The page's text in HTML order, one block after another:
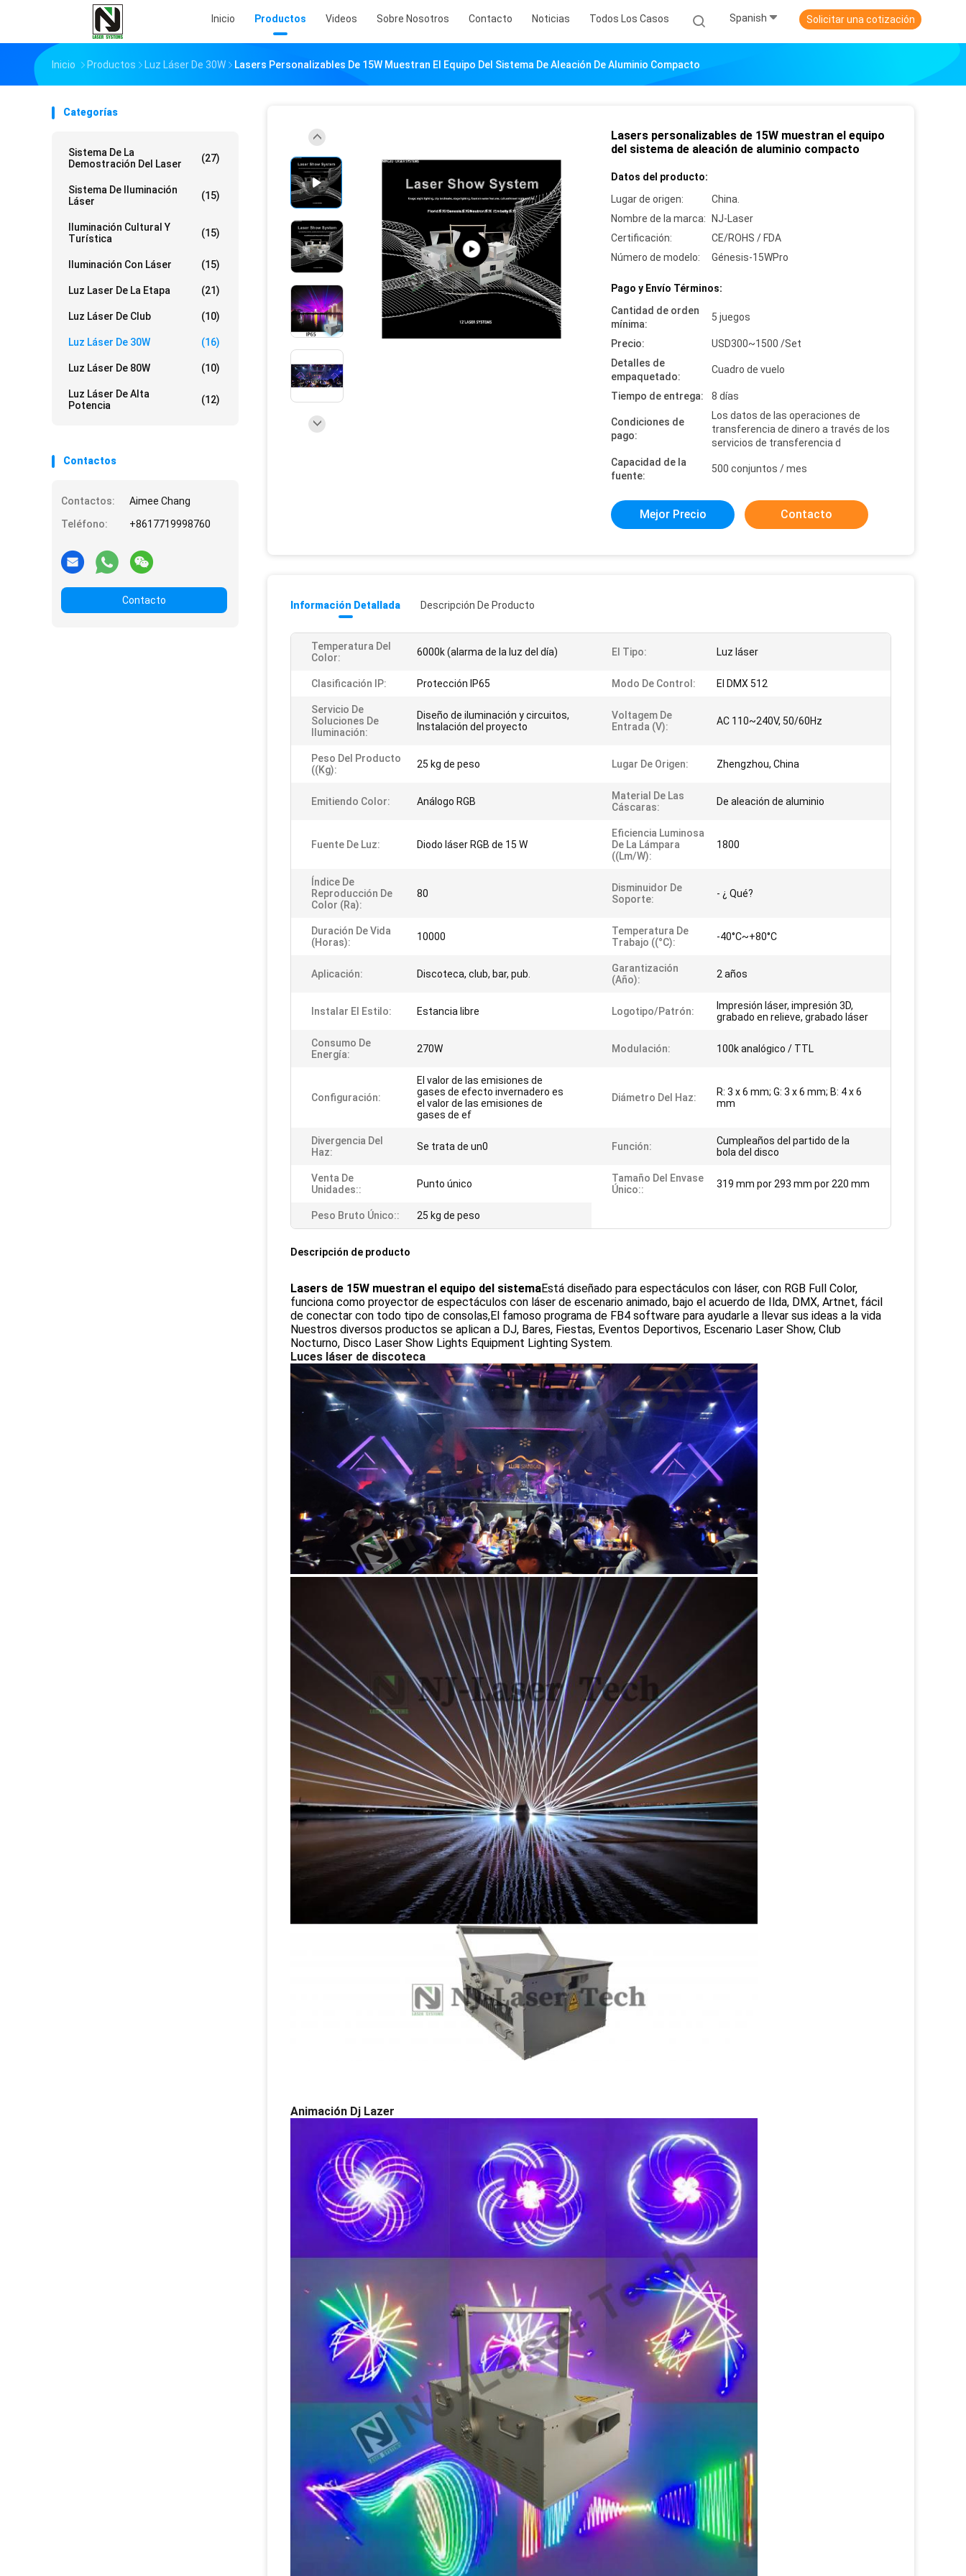
Inicio Productos Videos Sobre Nosotros Contacto Noticias Todos Los Casos Spanish Solicitar una cotización
Inicio Productos Luz Láser De 30W Lasers Personalizables De 15W Muestran El Equipo Del Sistema De Aleación De Aluminio Compacto
Categorías
Sistema De La
Demostración Del Laser
(27)
Sistema De Iluminación
Láser
(15)
Iluminación Cultural Y
Turística
(15)
Iluminación Con Láser (15)
Luz Laser De La Etapa (21)
Luz Láser De Club (10)
Luz Láser De 30W (16)
Luz Láser De 80W (10)
Luz Láser De Alta
Potencia
(12)
Contactos
Contactos:
Aimee Chang
Teléfono:
+8617719998760
Contacto
Lasers personalizables de 15W muestran el equipo
del sistema de aleación de aluminio compacto
Datos del producto:
Lugar de origen:
China.
Nombre de la marca:
NJ-Laser
Certificación:
CE/ROHS / FDA
Número de modelo:
Génesis-15WPro
Pago y Envío Términos:
Cantidad de orden
mínima:
5 juegos
Precio:
USD300~1500 /Set
Detalles de
empaquetado:
Cuadro de vuelo
Tiempo de entrega: 8 días
Condiciones de
pago:
Los datos de las operaciones de
transferencia de dinero a través de los
servicios de transferencia d
Capacidad de la
fuente:
500 conjuntos / mes
Mejor Precio Contacto
Información Detallada Descripción De Producto
Temperatura Del
Color:
6000k (alarma de la luz del día) El Tipo: Luz láser
Clasificación IP: Protección IP65 Modo De Control: El DMX 512
Servicio De
Soluciones De
Iluminación:
Diseño de iluminación y circuitos,
Instalación del proyecto
Voltagem De
Entrada (V):
AC 110~240V, 50/60Hz
Peso Del Producto
((kg):
25 kg de peso Lugar De Origen: Zhengzhou, China
Emitiendo Color: Análogo RGB
Material De Las
Cáscaras:
De aleación de aluminio
Fuente De Luz: Diodo láser RGB de 15 W
Eficiencia Luminosa
De La Lámpara
((lm/w):
1800
Índice De
Reproducción De
Color (Ra):
80
Disminuidor De
Soporte:
- ¿ Qué?
Duración De Vida
(horas):
10000
Temperatura De
Trabajo ((°C):
-40°C~+80°C
Aplicación: Discoteca, club, bar, pub.
Garantización
(año):
2 años
Instalar El Estilo: Estancia libre Logotipo/patrón:
Impresión láser, impresión 3D,
grabado en relieve, grabado láser
Consumo De
Energía:
270W Modulación: 100k analógico / TTL
Configuración:
El valor de las emisiones de
gases de efecto invernadero es
el valor de las emisiones de
gases de ef
Diámetro Del Haz:
R: 3 x 6 mm; G: 3 x 6 mm; B: 4 x 6
mm
Divergencia Del
Haz:
Se trata de un0 Función:
Cumpleaños del partido de la
bola del disco
Venta De
Unidades::
Punto único
Tamaño Del Envase
Único::
319 mm por 293 mm por 220 mm
Peso Bruto Único:: 25 kg de peso
Descripción de producto
Lasers de 15W muestran el equipo del sistemaEstá diseñado para espectáculos con láser, con RGB Full Color,
funciona como proyector de espectáculos con láser de escenario animado, bajo el acuerdo de Ilda, DMX, Artnet, fácil
de conectar con todo tipo de consolas,El famoso programa de FB4 software para ayudarle a llevar sus ideas a la vida
Nuestros diversos productos se aplican a DJ, Bares, Fiestas, Eventos Deportivos, Escenario Laser Show, Club
Nocturno, Disco Laser Show Lights Equipment Lighting System.
Luces láser de discoteca
Animación Dj Lazer